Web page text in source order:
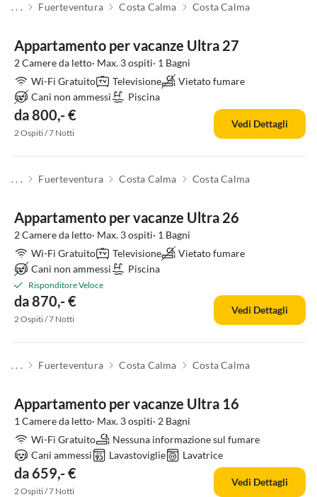
. . . Fuerteventura Costa Calma Costa Calma
Appartamento per vacanze Ultra 27
2 Camere da letto· Max. 3 ospiti· 1 Bagni
Wi-Fi Gratuito
Televisione
Vietato fumare
Cani non ammessi
Piscina
da 800,- €
2 Ospiti / 7 Notti
Vedi Dettagli
. . . Fuerteventura Costa Calma Costa Calma
Appartamento per vacanze Ultra 26
2 Camere da letto· Max. 3 ospiti· 1 Bagni
Wi-Fi Gratuito
Televisione
Vietato fumare
Cani non ammessi
Piscina
Risponditore Veloce
da 870,- €
2 Ospiti / 7 Notti
Vedi Dettagli
. . . Fuerteventura Costa Calma Costa Calma
Appartamento per vacanze Ultra 16
1 Camere da letto· Max. 3 ospiti· 2 Bagni
Wi-Fi Gratuito
Nessuna informazione sul fumare
Cani ammessi
Lavastoviglie Lavatrice
da 659,- €
2 Ospiti / 7 Notti
Vedi Dettagli